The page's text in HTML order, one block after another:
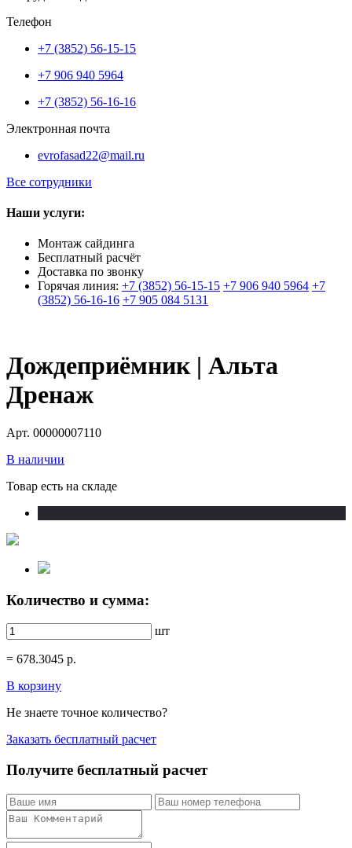
Телефон
+7 (3852) 56-15-15
+7 906 940 5964
+7 (3852) 56-16-16
Электронная почта
evrofasad22@mail.ru
Все сотрудники
Наши услуги:
Монтаж сайдинга
Бесплатный расчёт
Доставка по звонку
Горячая линия: +7 (3852) 56-15-15 +7 906 940 5964 +7
(3852) 56-16-16 +7 905 084 5131
Дождеприёмник | Альта
Дренаж
Арт. 00000007110
В наличии
Товар есть на складе
Количество и сумма:
шт
= 678.3045 р.
В корзину
Не знаете точное количество?
Заказать бесплатный расчет
Получите бесплатный расчет